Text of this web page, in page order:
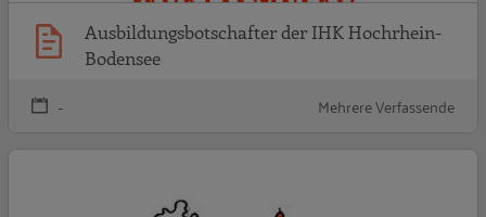
Ausbildungsbotschafter der IHK Hochrhein-
Bodensee
- Mehrere Verfassende